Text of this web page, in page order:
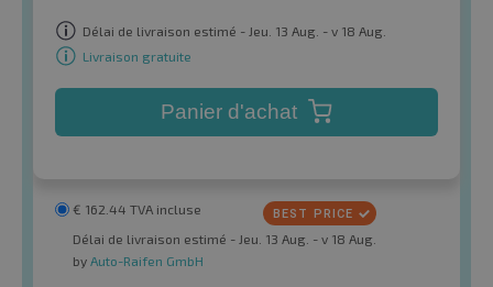
Délai de livraison estimé - Jeu. 13 Aug. - v 18 Aug.
Livraison gratuite
Panier d'achat
€ 162.44 TVA incluse
Délai de livraison estimé - Jeu. 13 Aug. - v 18 Aug.
by Auto-Raifen GmbH